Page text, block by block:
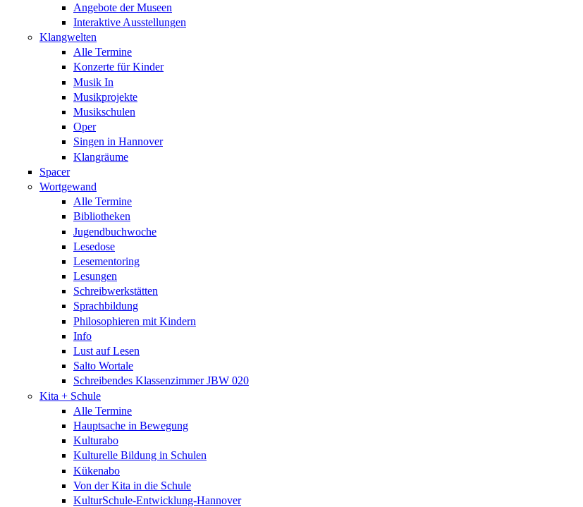
Angebote der Museen
Interaktive Ausstellungen
Klangwelten
Alle Termine
Konzerte für Kinder
Musik In
Musikprojekte
Musikschulen
Oper
Singen in Hannover
Klangräume
Spacer
Wortgewand
Alle Termine
Bibliotheken
Jugendbuchwoche
Lesedose
Lesementoring
Lesungen
Schreibwerkstätten
Sprachbildung
Philosophieren mit Kindern
Info
Lust auf Lesen
Salto Wortale
Schreibendes Klassenzimmer JBW 020
Kita + Schule
Alle Termine
Hauptsache in Bewegung
Kulturabo
Kulturelle Bildung in Schulen
Kükenabo
Von der Kita in die Schule
KulturSchule-Entwicklung-Hannover